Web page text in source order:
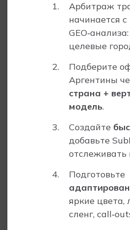
Арбитраж
начинается
целевые
Подберите
Аргентины
страна +
модель.
Создайте
добавьте
Подготовьте
яркие цвета,
сленг,